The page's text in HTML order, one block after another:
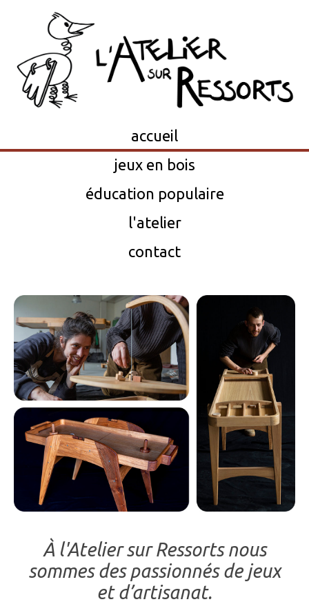
accueil
jeux en bois
éducation populaire
l'atelier
contact
À l'Atelier sur Ressorts nous
sommes des passionnés de jeux
et d’artisanat.